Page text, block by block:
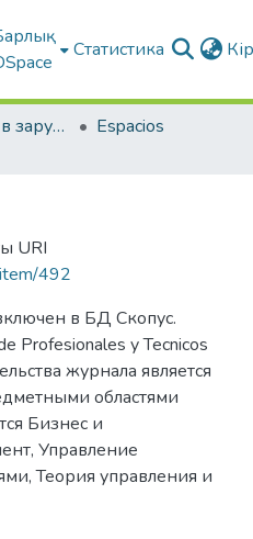
Статистика
Публикации ППС в зарубежных периодических изданиях
Espacios
URI
492
в БД Скопус.
Profesionales y Tecnicos
журнала является
областями
Бизнес и
Управление
Теория управления и